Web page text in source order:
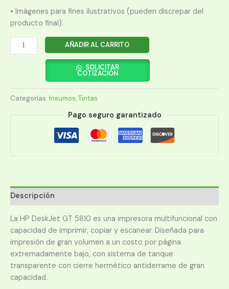
• Imágenes para fines ilustrativos (pueden discrepar del
producto final).
IMPRESORA
HP
(TINTA
CONTINUA)
AÑADIR AL CARRITO
SOLICITAR
COTIZACIÓN
Categorías: Insumos,Tintas
Pago seguro garantizado
Descripción
La HP DeskJet GT 5810 es una impresora multifuncional con
capacidad de imprimir, copiar y escanear. Diseñada para
impresión de gran volumen a un costo por página
extremadamente bajo, con sistema de tanque
transparente con cierre hermético antiderrame de gran
capacidad.